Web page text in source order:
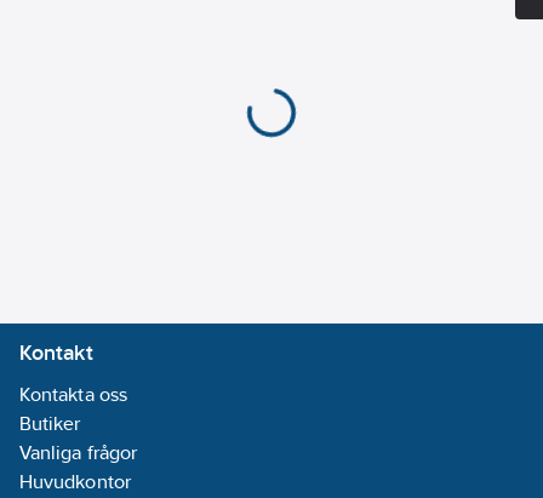
Kontakt
Kontakta oss
Butiker
Vanliga frågor
Huvudkontor